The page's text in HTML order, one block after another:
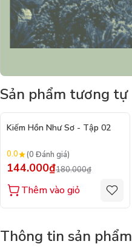
Sản phẩm tương tự
- 20%
Kiếm Hồn Như Sơ - Tập 02
0.0 (0 Đánh giá)
144.000₫180.000₫
Thêm vào giỏ
Thông tin sản phẩm